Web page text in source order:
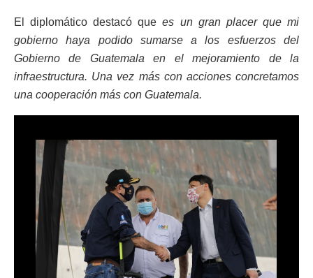
El diplomático destacó quees un gran placer que mi
gobierno haya podido sumarse a los esfuerzos del
Gobierno de Guatemala en el mejoramiento de la
infraestructura. Una vez más con acciones concretamos
una cooperación más con Guatemala.